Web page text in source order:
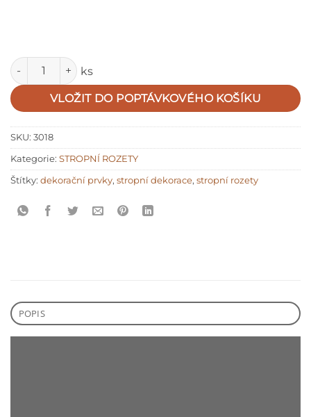
Množství
ks
VLOŽIT DO POPTÁVKOVÉHO KOŠÍKU
SKU: 3018
Kategorie: STROPNÍ ROZETY
Štítky: dekorační prvky, stropní dekorace, stropní rozety
POPIS